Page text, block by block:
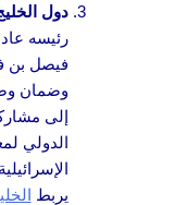
دول
رئيسه
فيصل بن
وضمان
إلى
الدولي
يربط